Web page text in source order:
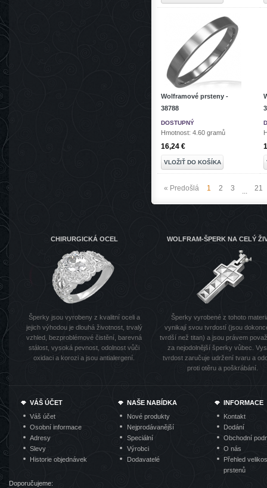
Wolframové prsteny -
38788
DOSTUPNÝ
Hmotnost: 4.60 gramů
16,24 €
VLOŽIŤ DO KOŠÍKA
« Predošlá 1 2 3 21
CHIRURGICKÁ OCEL
Šperky jsou vyrobeny z kvalitní oceli a
jejich výhodou je dlouhá životnost, trvalý
vzhled, bezproblémové čistění, barevná
stálost, vysoká pevnost, odolnost vůči
oxidaci a korozi a jsou antialergení.
WOLFRAM-ŠPERK NA CELÝ
Šperky vyrobené z tohoto
vynikají svou tvrdostí (jsou
tvrdší než titan) a jsou právem
za nejodolnější šperky vůbec.
tvrdost zaručuje udržení tvaru a
proti otěru a poškrábání.
VÁŠ ÚČET
Váš účet
Osobní informace
Adresy
Slevy
Historie objednávek
NAŠE NABÍDKA
Nové produkty
Nejprodávanější
Speciální
Výrobci
Dodavatelé
INFORMACE
Kontakt
Dodání
Obchodní
O nás
Přehled
prstenů
Doporučujeme: